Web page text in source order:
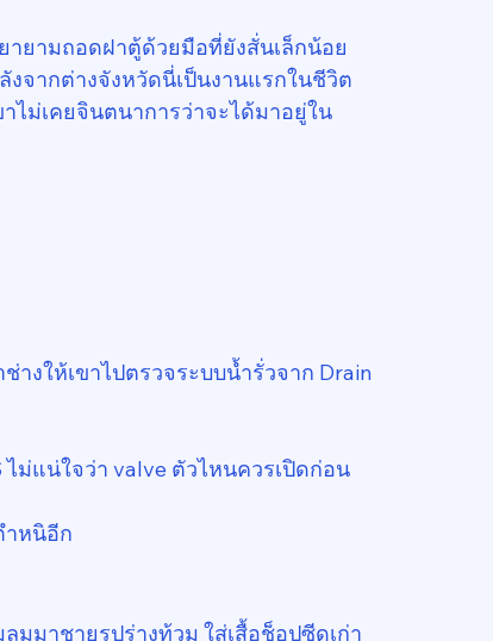
ยามถอดฝาตู้ด้วยมือที่ยังสั่นเล็กน้อย
งจากต่างจังหวัดนี่เป็นงานแรกในชีวิต
ไม่เคยจินตนาการว่าจะได้มาอยู่ใน
งให้เขาไปตรวจระบบน้ำรั่วจาก Drain
ม่แน่ใจว่า valve ตัวไหนควรเปิดก่อน
ำหนิอีก
มมาชายรูปร่างท้วม ใส่เสื้อช็อปซีดเก่า